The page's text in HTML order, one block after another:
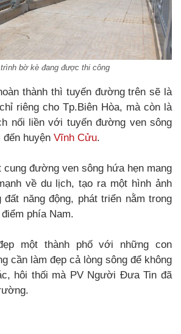
bờ kè đang được thi công
thành thì tuyến đường trên sẽ là
riêng cho Tp.Biên Hòa, mà còn là
nối liền với tuyến đường ven sông
huyện Vĩnh Cửu.
cung đường ven sông hứa hẹn mang
về du lịch, tạo ra một hình ảnh
đất năng động, phát triển nằm trong
phía Nam.
một thành phố với những con
cần làm đẹp cả lòng sông để không
hôi thối mà PV Người Đưa Tin đã